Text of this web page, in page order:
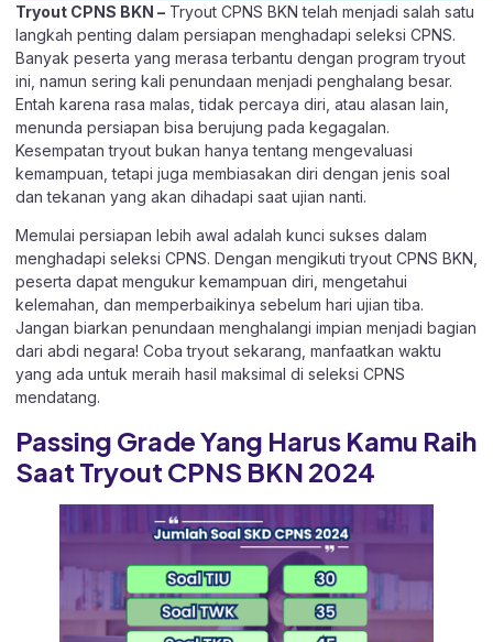
Tryout CPNS BKN – Tryout CPNS BKN telah menjadi salah satu
langkah penting dalam persiapan menghadapi seleksi CPNS.
Banyak peserta yang merasa terbantu dengan program tryout
ini, namun sering kali penundaan menjadi penghalang besar.
Entah karena rasa malas, tidak percaya diri, atau alasan lain,
menunda persiapan bisa berujung pada kegagalan.
Kesempatan tryout bukan hanya tentang mengevaluasi
kemampuan, tetapi juga membiasakan diri dengan jenis soal
dan tekanan yang akan dihadapi saat ujian nanti.
Memulai persiapan lebih awal adalah kunci sukses dalam
menghadapi seleksi CPNS. Dengan mengikuti tryout CPNS BKN,
peserta dapat mengukur kemampuan diri, mengetahui
kelemahan, dan memperbaikinya sebelum hari ujian tiba.
Jangan biarkan penundaan menghalangi impian menjadi bagian
dari abdi negara! Coba tryout sekarang, manfaatkan waktu
yang ada untuk meraih hasil maksimal di seleksi CPNS
mendatang.
Passing Grade Yang Harus Kamu Raih
Saat Tryout CPNS BKN 2024